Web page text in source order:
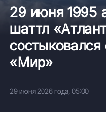
29 июня 1995
шаттл
состыковался
«Мир»
29 июня 2026 года, 05:00